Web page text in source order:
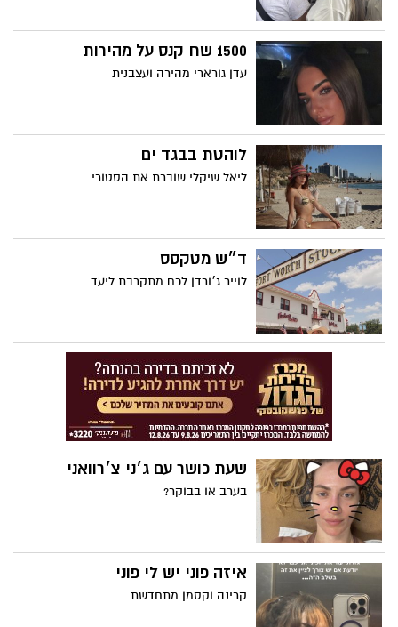
1500 שח קנס על מהירות
עדן גורארי מהירה ועצבנית
לוהטת בבגד ים
ליאל שיקלי שוברת את הסטורי
ד״ש מטקסס
לוייר ג׳ורדן לכם מתקרבת ליעד
שעת כושר עם ג׳ני צ׳רוואני
בערב או בבוקר?
איזה פוני יש לי פוני
קרינה וקסמן מתחדשת